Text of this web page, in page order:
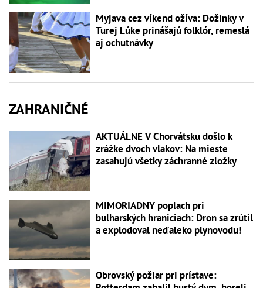
Myjava cez víkend ožíva: Dožinky v
Turej Lúke prinášajú folklór, remeslá
aj ochutnávky
ZAHRANIČNÉ
AKTUÁLNE V Chorvátsku došlo k
zrážke dvoch vlakov: Na mieste
zasahujú všetky záchranné zložky
MIMORIADNY poplach pri
bulharských hraniciach: Dron sa zrútil
a explodoval neďaleko plynovodu!
Obrovský požiar pri prístave: